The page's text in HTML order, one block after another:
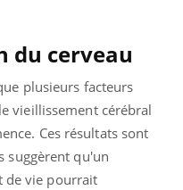
du cerveau
plusieurs facteurs
vieillissement cérébral
Ces résultats sont
suggèrent qu'un
de vie pourrait